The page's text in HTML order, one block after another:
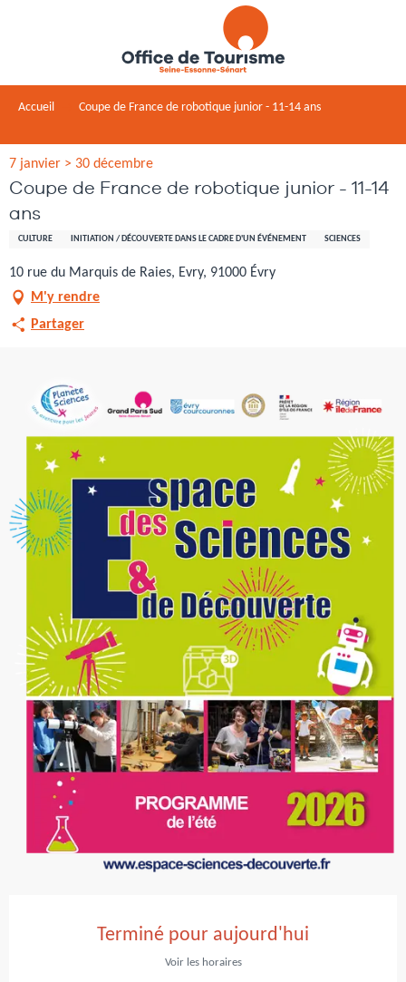
Accueil Coupe de France de robotique junior - 11-14 ans
7 janvier > 30 décembre
Coupe de France de robotique junior - 11-14
ans
CULTURE INITIATION / DÉCOUVERTE DANS LE CADRE D'UN ÉVÉNEMENT SCIENCES
10 rue du Marquis de Raies, Evry, 91000 Évry
M'y rendre
Partager
Terminé pour aujourd'hui
Voir les horaires